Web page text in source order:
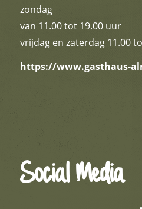
zondag
van 11.00 tot 19.00 uur
vrijdag en zaterdag 11.00
https://www.gasthaus-
Social Media